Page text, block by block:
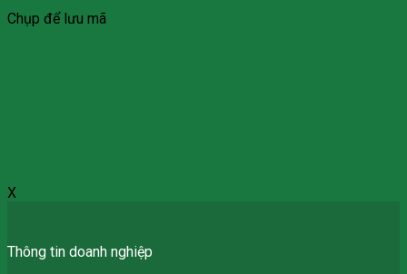
Chụp để lưu mã
X
Thông tin doanh nghiệp